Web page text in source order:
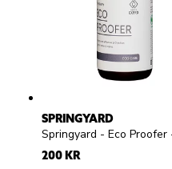
SPRINGYARD
200 KR